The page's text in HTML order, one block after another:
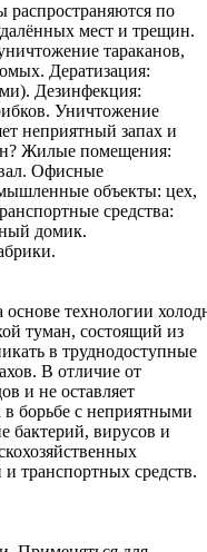
распространяются по
мест и трещин.
тараканов,
Дератизация:
Дезинфекция:
Уничтожение
неприятный запах и
Жилые помещения:
Офисные
объекты: цех,
средства:
домик.
основе технологии
туман, состоящий из
в труднодоступные
В отличие от
и не оставляет
борьбе с неприятными
бактерий, вирусов и
транспортных средств.